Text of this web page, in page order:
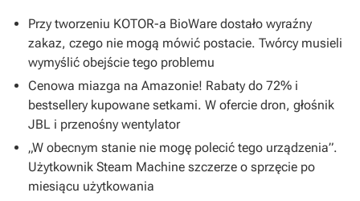
Przy tworzeniu KOTOR-a BioWare dostało wyraźny
zakaz, czego nie mogą mówić postacie. Twórcy musieli
wymyślić obejście tego problemu
Cenowa miazga na Amazonie! Rabaty do 72% i
bestsellery kupowane setkami. W ofercie dron, głośnik
JBL i przenośny wentylator
„W obecnym stanie nie mogę polecić tego urządzenia”.
Użytkownik Steam Machine szczerze o sprzęcie po
miesiącu użytkowania